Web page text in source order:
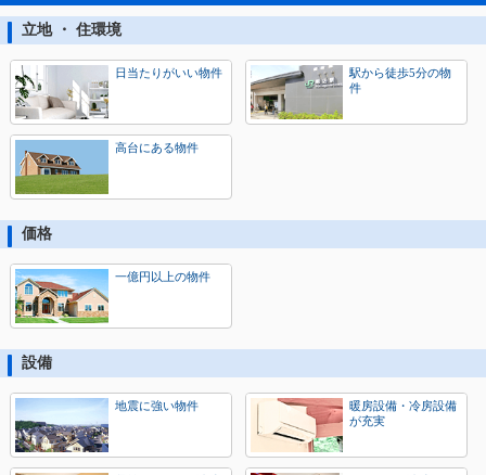
立地 ・ 住環境
日当たりがいい物件
駅から徒歩5分の物
件
高台にある物件
価格
一億円以上の物件
設備
地震に強い物件
暖房設備・冷房設備
が充実